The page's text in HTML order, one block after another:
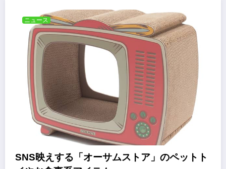
ニュース
SNS映えする「オーサムストア」のペットト